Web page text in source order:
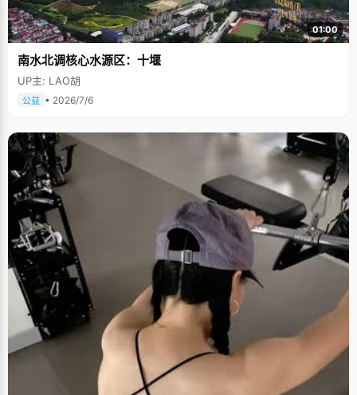
01:00
南水北调核心水源区：十堰
UP主: LAO胡
公益 • 2026/7/6